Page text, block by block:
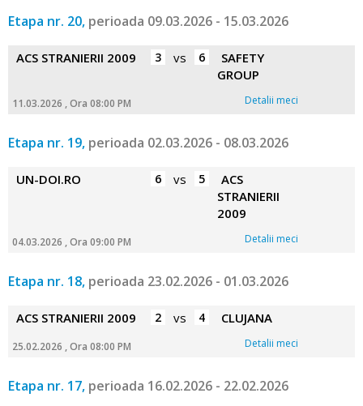
Etapa nr. 20, perioada 09.03.2026 - 15.03.2026
ACS STRANIERII 2009 3 vs 6
SAFETY
GROUP
11.03.2026 , Ora 08:00 PM Detalii meci
Etapa nr. 19, perioada 02.03.2026 - 08.03.2026
UN-DOI.RO 6 vs 5
ACS
STRANIERII
2009
04.03.2026 , Ora 09:00 PM Detalii meci
Etapa nr. 18, perioada 23.02.2026 - 01.03.2026
ACS STRANIERII 2009 2 vs 4 CLUJANA
25.02.2026 , Ora 08:00 PM Detalii meci
Etapa nr. 17, perioada 16.02.2026 - 22.02.2026